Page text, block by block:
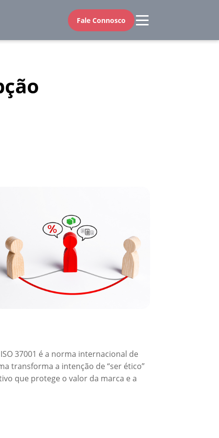
Fale Connosco
37001 é a norma internacional de
transforma a intenção de “ser ético”
que protege o valor da marca e a